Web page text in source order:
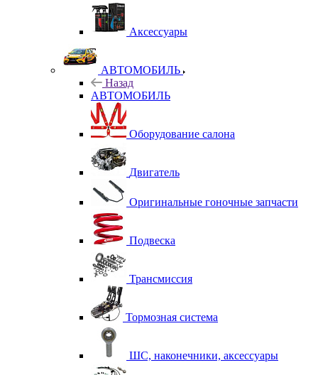
Аксессуары
АВТОМОБИЛЬ
Назад
АВТОМОБИЛЬ
Оборудование салона
Двигатель
Оригинальные гоночные запчасти
Подвеска
Трансмиссия
Тормозная система
ШС, наконечники, аксессуары